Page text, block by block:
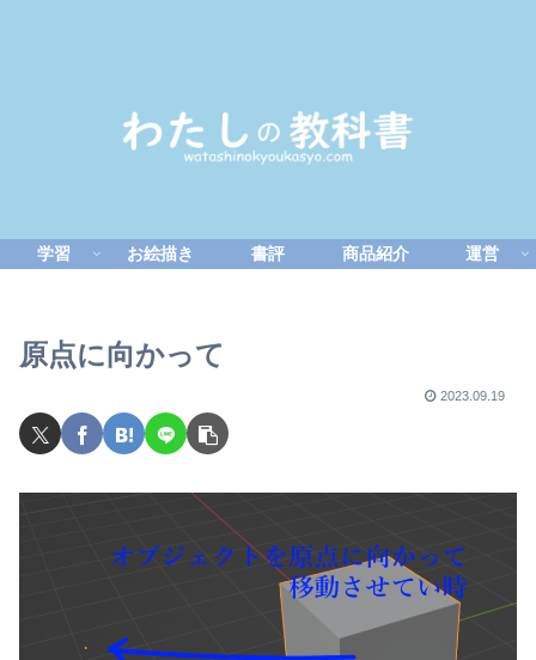
学習 お絵描き 書評 商品紹介 運営
原点に向かって
2023.09.19